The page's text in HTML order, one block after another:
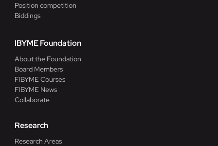
Position competition
Biddings
IBYME Foundation
About the Foundation
Board Members
FIBYME Courses
FIBYME News
Collaborate
Research
Research Areas